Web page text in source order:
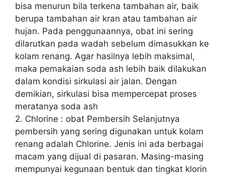
bisa menurun bila terkena tambahan air, baik
berupa tambahan air kran atau tambahan air
hujan. Pada penggunaannya, obat ini sering
dilarutkan pada wadah sebelum dimasukkan ke
kolam renang. Agar hasilnya lebih maksimal,
maka pemakaian soda ash lebih baik dilakukan
dalam kondisi sirkulasi air jalan. Dengan
demikian, sirkulasi bisa mempercepat proses
meratanya soda ash
2. Chlorine : obat Pembersih Selanjutnya
pembersih yang sering digunakan untuk kolam
renang adalah Chlorine. Jenis ini ada berbagai
macam yang dijual di pasaran. Masing-masing
mempunyai kegunaan bentuk dan tingkat klorin